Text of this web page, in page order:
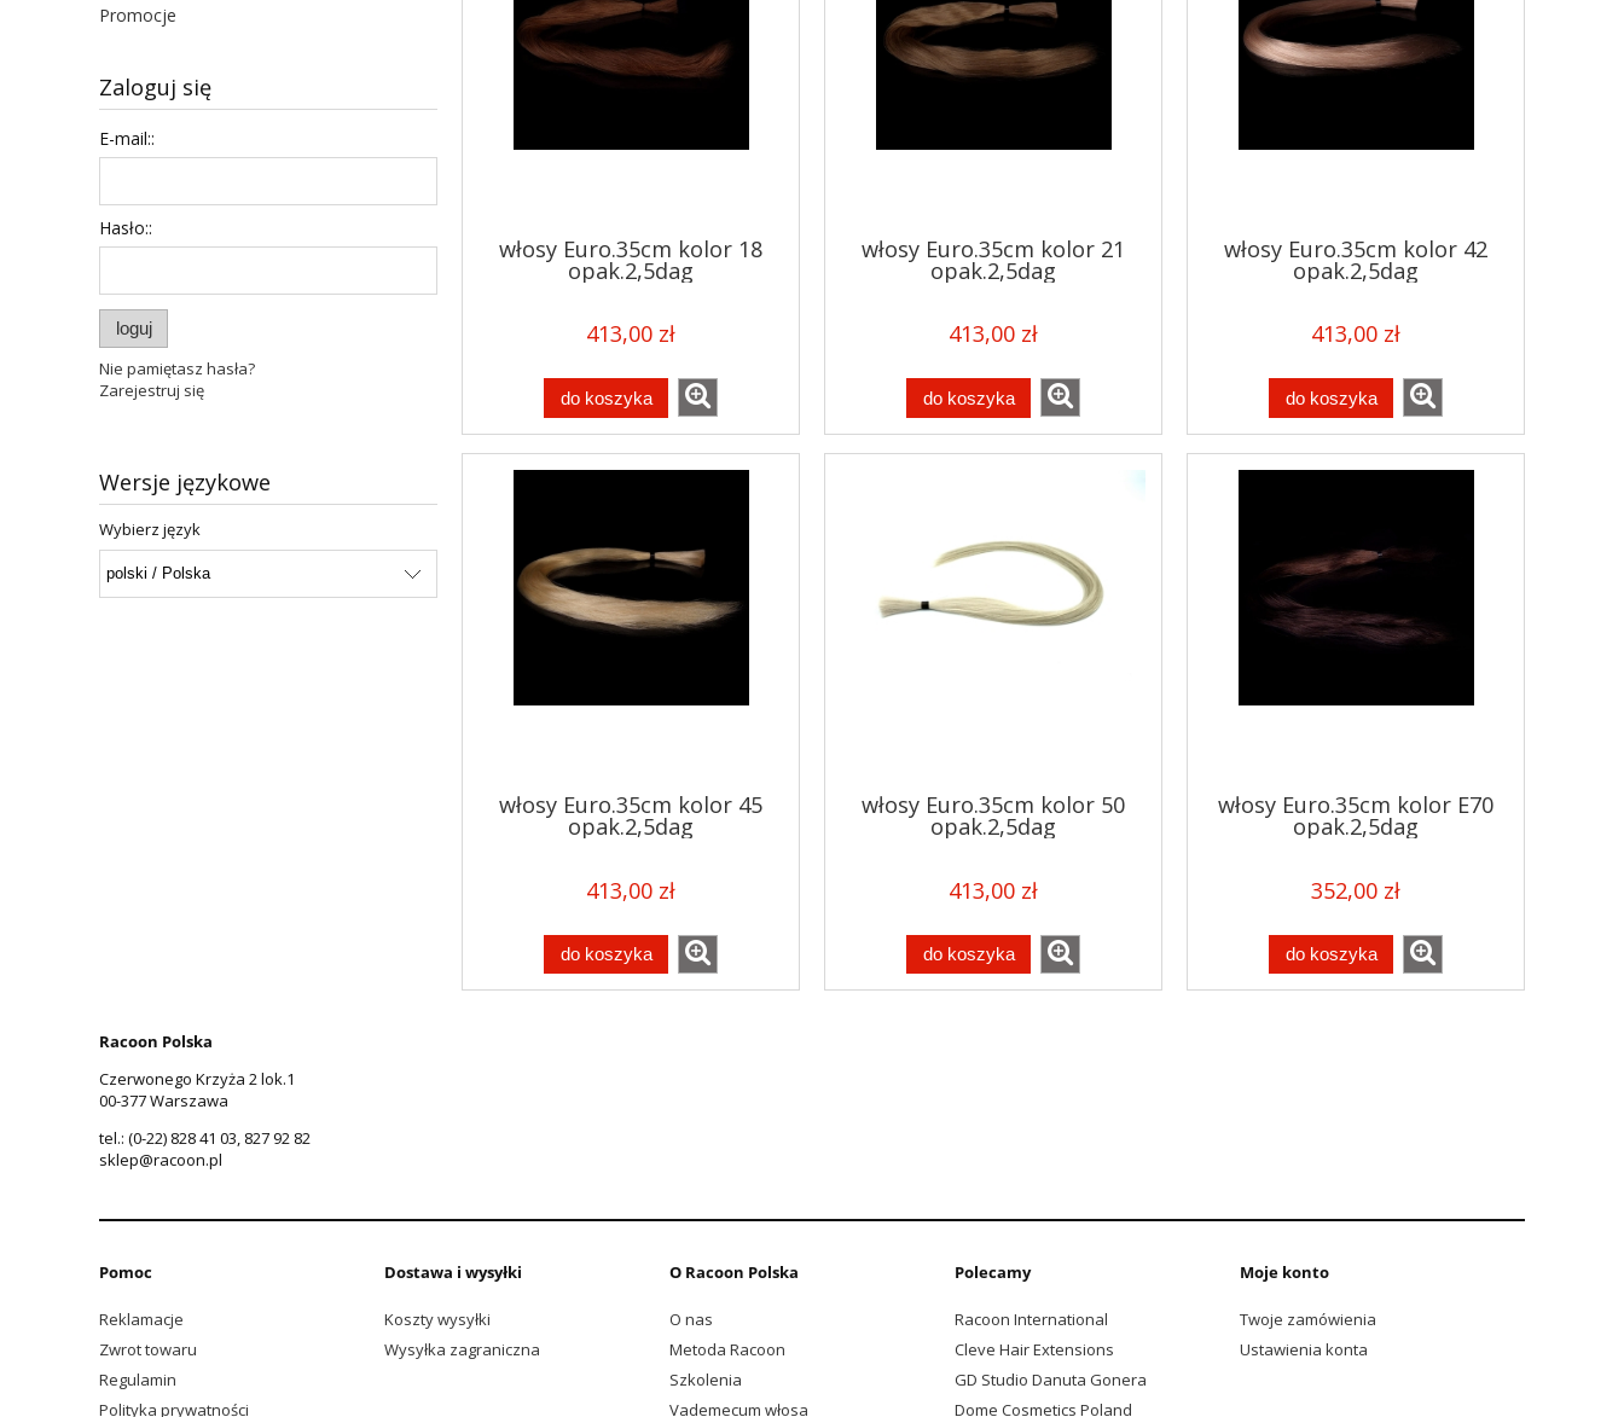
Promocje
Zaloguj się
E-mail::
Hasło::
loguj
Nie pamiętasz hasła?
Zarejestruj się
Wersje językowe
Wybierz język
włosy Euro.35cm kolor 18
opak.2,5dag
413,00 zł
do koszyka
włosy Euro.35cm kolor 21
opak.2,5dag
413,00 zł
do koszyka
włosy Euro.35cm kolor 42
opak.2,5dag
413,00 zł
do koszyka
włosy Euro.35cm kolor 45
opak.2,5dag
413,00 zł
do koszyka
włosy Euro.35cm kolor 50
opak.2,5dag
413,00 zł
do koszyka
włosy Euro.35cm kolor E70
opak.2,5dag
352,00 zł
do koszyka
Racoon Polska
Czerwonego Krzyża 2 lok.1
00-377 Warszawa
tel.: (0-22) 828 41 03, 827 92 82
sklep@racoon.pl
Pomoc
Reklamacje
Zwrot towaru
Regulamin
Polityka prywatności
Dostawa i wysyłki
Koszty wysyłki
Wysyłka zagraniczna
O Racoon Polska
O nas
Metoda Racoon
Szkolenia
Vademecum włosa
Polecamy
Racoon International
Cleve Hair Extensions
GD Studio Danuta Gonera
Dome Cosmetics Poland
Moje konto
Twoje zamówienia
Ustawienia konta